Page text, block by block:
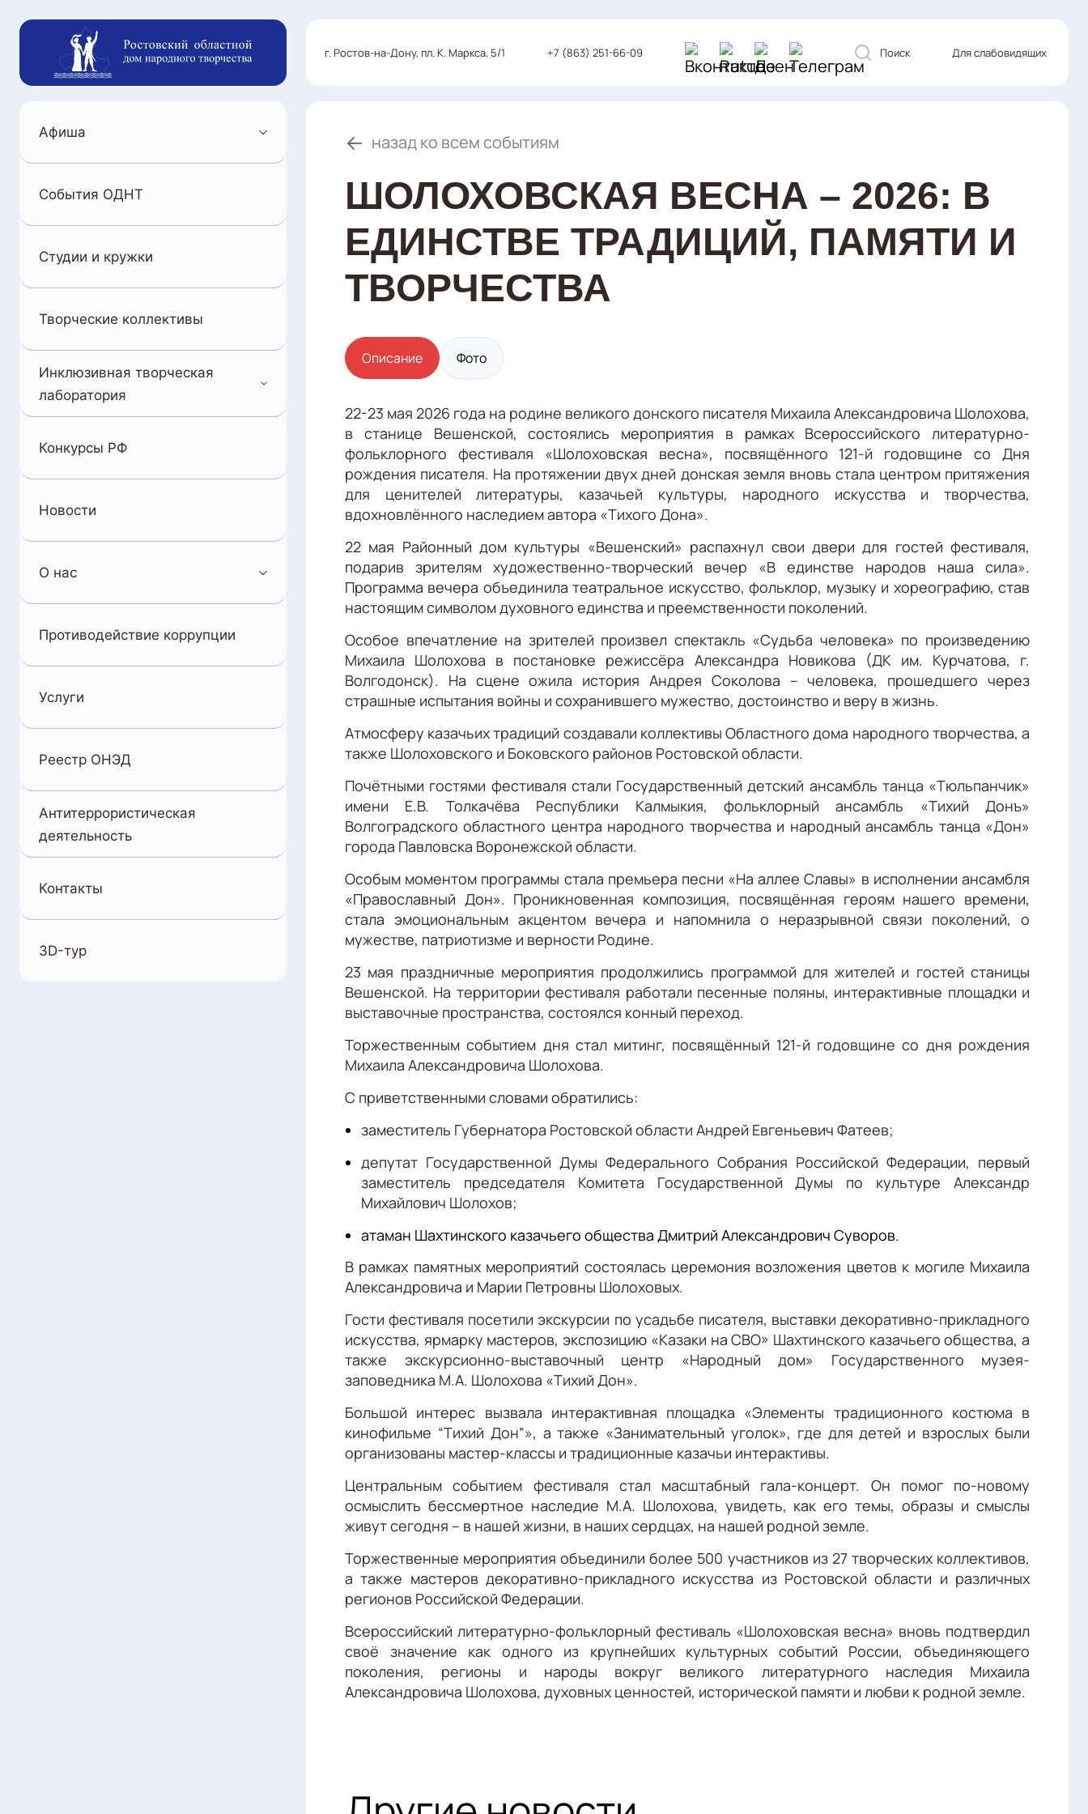
г. Ростов-на-Дону, пл. К. Маркса, 5/1 +7 (863) 251-66-09 Поиск Для слабовидящих
Афиша
События ОДНТ
Студии и кружки
Творческие коллективы
Инклюзивная творческая
лаборатория
Конкурсы РФ
Новости
О нас
Противодействие коррупции
Услуги
Реестр ОНЭД
Антитеррористическая
деятельность
Контакты
3D-тур
назад ко всем событиям
ШОЛОХОВСКАЯ ВЕСНА – 2026: В
ЕДИНСТВЕ ТРАДИЦИЙ, ПАМЯТИ И
ТВОРЧЕСТВА
Описание Фото
22-23 мая 2026 года на родине великого донского писателя Михаила Александровича Шолохова,
в станице Вешенской, состоялись мероприятия в рамках Всероссийского литературно-
фольклорного фестиваля «Шолоховская весна», посвящённого 121-й годовщине со Дня
рождения писателя. На протяжении двух дней донская земля вновь стала центром притяжения
для ценителей литературы, казачьей культуры, народного искусства и творчества,
вдохновлённого наследием автора «Тихого Дона».
22 мая Районный дом культуры «Вешенский» распахнул свои двери для гостей фестиваля,
подарив зрителям художественно-творческий вечер «В единстве народов наша сила».
Программа вечера объединила театральное искусство, фольклор, музыку и хореографию, став
настоящим символом духовного единства и преемственности поколений.
Особое впечатление на зрителей произвел спектакль «Судьба человека» по произведению
Михаила Шолохова в постановке режиссёра Александра Новикова (ДК им. Курчатова, г.
Волгодонск). На сцене ожила история Андрея Соколова – человека, прошедшего через
страшные испытания войны и сохранившего мужество, достоинство и веру в жизнь.
Атмосферу казачьих традиций создавали коллективы Областного дома народного творчества, а
также Шолоховского и Боковского районов Ростовской области.
Почётными гостями фестиваля стали Государственный детский ансамбль танца «Тюльпанчик»
имени Е.В. Толкачёва Республики Калмыкия, фольклорный ансамбль «Тихий Донъ»
Волгоградского областного центра народного творчества и народный ансамбль танца «Дон»
города Павловска Воронежской области.
Особым моментом программы стала премьера песни «На аллее Славы» в исполнении ансамбля
«Православный Дон». Проникновенная композиция, посвящённая героям нашего времени,
стала эмоциональным акцентом вечера и напомнила о неразрывной связи поколений, о
мужестве, патриотизме и верности Родине.
23 мая праздничные мероприятия продолжились программой для жителей и гостей станицы
Вешенской. На территории фестиваля работали песенные поляны, интерактивные площадки и
выставочные пространства, состоялся конный переход.
Торжественным событием дня стал митинг, посвящённый 121-й годовщине со дня рождения
Михаила Александровича Шолохова.
С приветственными словами обратились:
заместитель Губернатора Ростовской области Андрей Евгеньевич Фатеев;
депутат Государственной Думы Федерального Собрания Российской Федерации, первый
заместитель председателя Комитета Государственной Думы по культуре Александр
Михайлович Шолохов;
атаман Шахтинского казачьего общества Дмитрий Александрович Суворов.
В рамках памятных мероприятий состоялась церемония возложения цветов к могиле Михаила
Александровича и Марии Петровны Шолоховых.
Гости фестиваля посетили экскурсии по усадьбе писателя, выставки декоративно-прикладного
искусства, ярмарку мастеров, экспозицию «Казаки на СВО» Шахтинского казачьего общества, а
также экскурсионно-выставочный центр «Народный дом» Государственного музея-
заповедника М.А. Шолохова «Тихий Дон».
Большой интерес вызвала интерактивная площадка «Элементы традиционного костюма в
кинофильме “Тихий Дон”», а также «Занимательный уголок», где для детей и взрослых были
организованы мастер-классы и традиционные казачьи интерактивы.
Центральным событием фестиваля стал масштабный гала-концерт. Он помог по-новому
осмыслить бессмертное наследие М.А. Шолохова, увидеть, как его темы, образы и смыслы
живут сегодня – в нашей жизни, в наших сердцах, на нашей родной земле.
Торжественные мероприятия объединили более 500 участников из 27 творческих коллективов,
а также мастеров декоративно-прикладного искусства из Ростовской области и различных
регионов Российской Федерации.
Всероссийский литературно-фольклорный фестиваль «Шолоховская весна» вновь подтвердил
своё значение как одного из крупнейших культурных событий России, объединяющего
поколения, регионы и народы вокруг великого литературного наследия Михаила
Александровича Шолохова, духовных ценностей, исторической памяти и любви к родной земле.